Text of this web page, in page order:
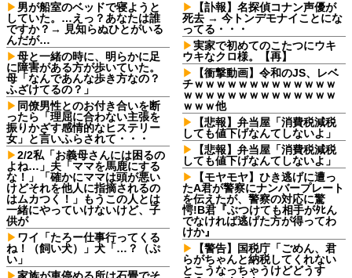
男が船室のベッドで寝ようと
していた。…えっ？あなたは誰
ですか？→ 見知らぬひとがいる
んだが…
母と一緒の時に、明らかに足
に障害がある方が歩いていた。
母「なんであんな歩き方なの？
ふざけてるの？」
同僚男性とのお付き合いを断
ったら「理屈に合わない主張を
振りかざす感情的なヒステリー
女」と言いふらされて・・・
2/2私「お義母さんには困るの
よね…」夫「ママを馬鹿にする
な！」「確かにママは頭が悪い
けどそれを他人に指摘されるの
はムカつく！」もうこの人とは
一緒にやっていけないけど、子
供が
ワイ「たろー仕事行ってくる
ね！（飼い犬）」犬「…？（ぷ
い」
【訃報】名探偵コナン声優が
死去 → 今トンデモナイことにな
ってる・・・
実家で初めてのこたつにウキ
ウキなクロ様。【再】
【衝撃動画】令和のJS、レベ
チｗｗｗｗｗｗｗｗｗｗｗｗｗ
ｗｗｗｗｗｗｗｗｗｗｗｗｗｗ
ｗｗｗ他
【悲報】弁当屋「消費税減税
しても値下げなんてしないよ」
【悲報】弁当屋「消費税減税
しても値下げなんてしないよ」
【モヤモヤ】ひき逃げに遭っ
たA君が警察にナンバープレート
を伝えたが、警察の対応に驚
愕!B君『ぶつけても相手がﾀﾋん
でなければ逃げた方が得ってわ
けか』
【警告】国税庁「ごめん、君
らがちゃんと納税してくれない
とこうなっちゃうけどどうす